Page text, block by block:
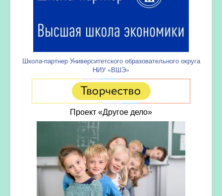
Школа-партнер Университетского образовательного округа
НИУ «ВШЭ»
Проект «Другое дело»